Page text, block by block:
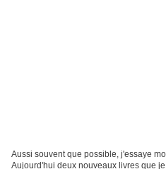
Aussi souvent que possible, j'essaye
Aujourd'hui deux nouveaux livres que